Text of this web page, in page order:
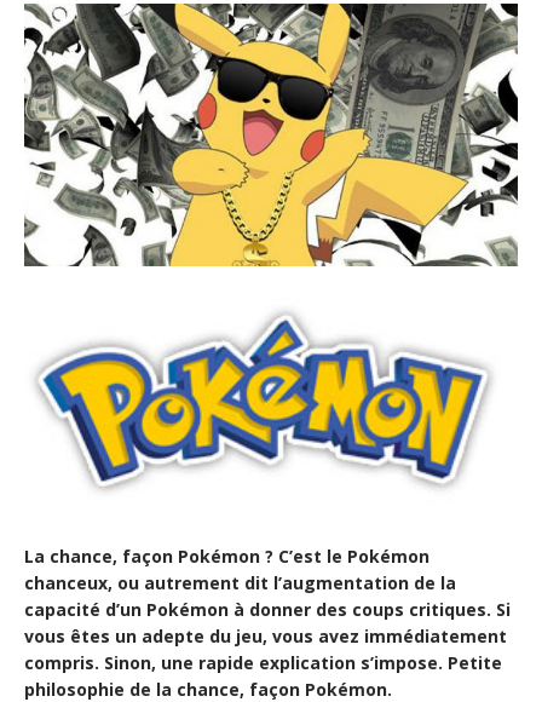
La chance, façon Pokémon ? C’est le Pokémon
chanceux, ou autrement dit l’augmentation de la
capacité d’un Pokémon à donner des coups critiques. Si
vous êtes un adepte du jeu, vous avez immédiatement
compris. Sinon, une rapide explication s’impose. Petite
philosophie de la chance, façon Pokémon.